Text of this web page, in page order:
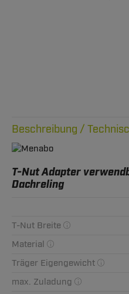
T-Nut Adapter
Dachreling
T-Nut Breite
Material
Träger Eigengewicht
max. Zuladung